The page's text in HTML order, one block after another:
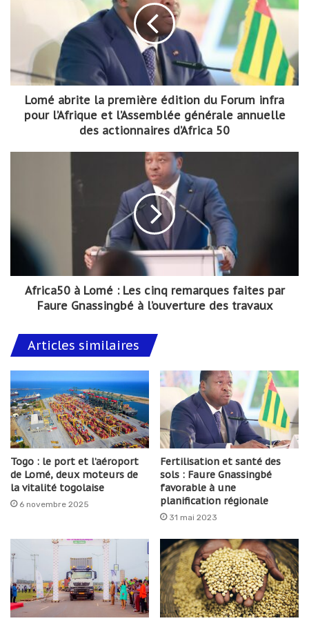
Lomé abrite la première édition du Forum infra
pour l’Afrique et l’Assemblée générale annuelle
des actionnaires d’Africa 50
Africa50 à Lomé : Les cinq remarques faites par
Faure Gnassingbé à l’ouverture des travaux
Articles similaires
Togo : le port et l’aéroport
de Lomé, deux moteurs de
la vitalité togolaise
6 novembre 2025
Fertilisation et santé des
sols : Faure Gnassingbé
favorable à une
planification régionale
31 mai 2023